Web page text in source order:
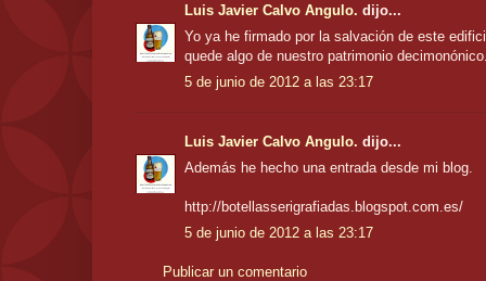
Luis Javier Calvo Angulo. dijo...
Yo ya he firmado por la salvación de este
quede algo de nuestro patrimonio
5 de junio de 2012 a las 23:17
Luis Javier Calvo Angulo. dijo...
Además he hecho una entrada desde mi blog.
http://botellasserigrafiadas.blogspot.com.es/
5 de junio de 2012 a las 23:17
Publicar un comentario